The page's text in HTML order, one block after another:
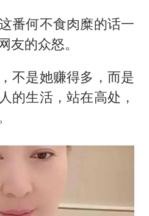
番何不食肉糜的话一
友的众怒。
不是她赚得多，而是
的生活，站在高处，